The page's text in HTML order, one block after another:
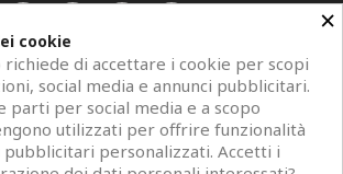
Specchi. Mestre (Venezia) P.IVA 04962320273.
×
cookie
richiede di accettare i cookie per scopi
social media e annunci pubblicitari.
parti per social media e a scopo
utilizzati per offrire funzionalità
pubblicitari personalizzati. Accetti i